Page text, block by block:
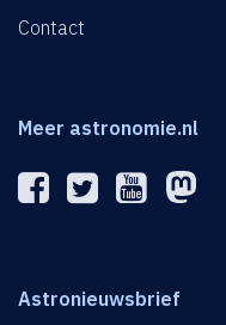
Contact
Meer astronomie.nl
Astronieuwsbrief